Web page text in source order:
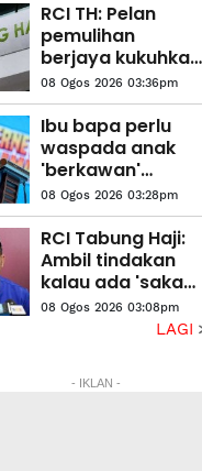
RCI TH: Pelan
pemulihan
berjaya kukuhkan
kedudukan
kewangan
08 Ogos 2026 03:36pm
Ibu bapa perlu
waspada anak
'berkawan'
dengan AI - Fahmi
08 Ogos 2026 03:28pm
RCI Tabung Haji:
Ambil tindakan
kalau ada 'sakau',
UMNO tidak bela
08 Ogos 2026 03:08pm
LAGI
- IKLAN -